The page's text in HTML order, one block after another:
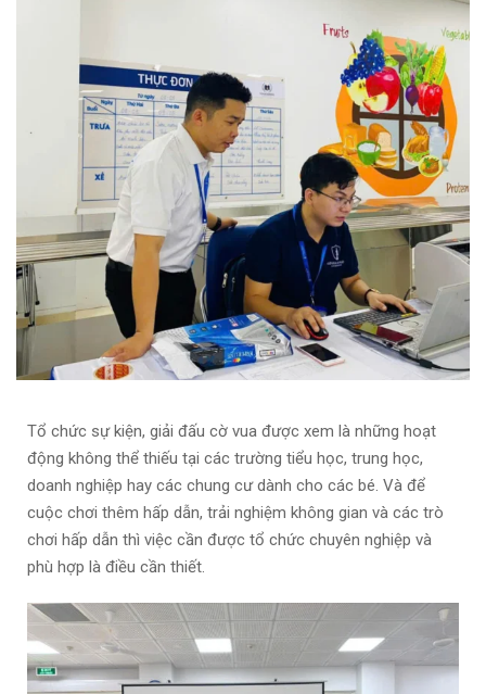
Tổ chức sự kiện, giải đấu cờ vua được xem là những hoạt
động không thể thiếu tại các trường tiểu học, trung học,
doanh nghiệp hay các chung cư dành cho các bé. Và để
cuộc chơi thêm hấp dẫn, trải nghiệm không gian và các trò
chơi hấp dẫn thì việc cần được tổ chức chuyên nghiệp và
phù hợp là điều cần thiết.